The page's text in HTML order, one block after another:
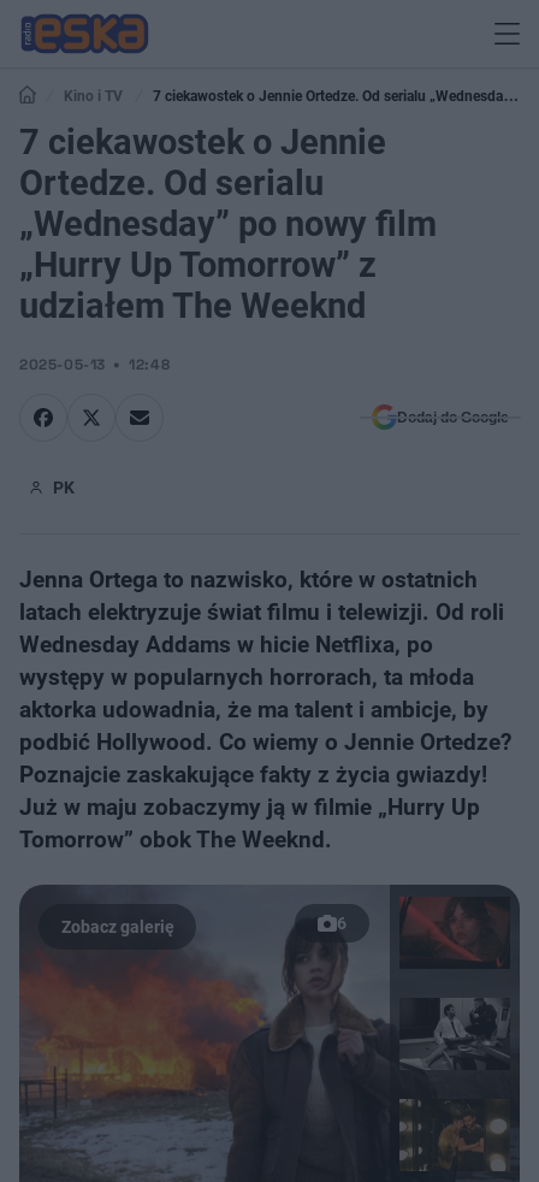
Kino i TV
7 ciekawostek o Jennie Ortedze. Od serialu „Wednesday”
po nowy film „Hurry Up Tomorrow” z udziałem The Weeknd
7 ciekawostek o Jennie
Ortedze. Od serialu
„Wednesday” po nowy film
„Hurry Up Tomorrow” z
udziałem The Weeknd
2025-05-13 12:48
Dodaj do Google
PK
Jenna Ortega to nazwisko, które w ostatnich
latach elektryzuje świat filmu i telewizji. Od roli
Wednesday Addams w hicie Netflixa, po
występy w popularnych horrorach, ta młoda
aktorka udowadnia, że ma talent i ambicje, by
podbić Hollywood. Co wiemy o Jennie Ortedze?
Poznajcie zaskakujące fakty z życia gwiazdy!
Już w maju zobaczymy ją w filmie „Hurry Up
Tomorrow” obok The Weeknd.
6